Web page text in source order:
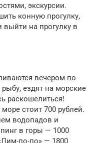
экскурсии.
конную прогулку,
на прогулку в
вечером по
ездят на морские
раскошелиться!
стоит 700 рублей.
водопадов и
в горы — 1000
по-по» — 1800